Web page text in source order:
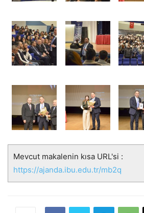
Mevcut makalenin kısa URL'si :
https://ajanda.ibu.edu.tr/mb2q